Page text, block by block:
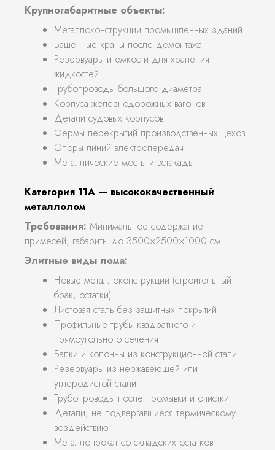
Крупногабаритные объекты:
Металлоконструкции промышленных зданий
Башенные краны после демонтажа
Резервуары и емкости для хранения
жидкостей
Трубопроводы большого диаметра
Корпуса железнодорожных вагонов
Детали судовых корпусов
Фермы перекрытий производственных цехов
Опоры линий электропередач
Металлические мосты и эстакады
Категория 11А — высококачественный
металлолом
Требования: Минимальное содержание
примесей, габариты до 3500×2500×1000 см.
Элитные виды лома:
Новые металлоконструкции (строительный
брак, остатки)
Листовая сталь без защитных покрытий
Профильные трубы квадратного и
прямоугольного сечения
Балки и колонны из конструкционной стали
Резервуары из нержавеющей или
углеродистой стали
Трубопроводы после промывки и очистки
Детали, не подвергавшиеся термическому
воздействию
Металлопрокат со складских остатков